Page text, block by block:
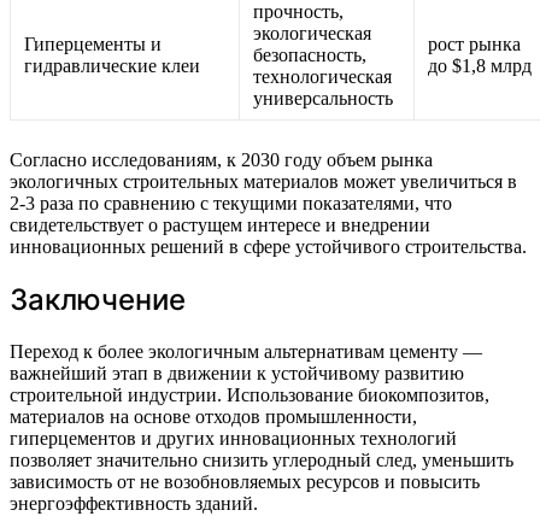
Гиперцементы и
гидравлические клеи
прочность,
экологическая
безопасность,
технологическая
универсальность
рост рынка
до $1,8 млрд
Согласно исследованиям, к 2030 году объем рынка
экологичных строительных материалов может увеличиться в
2-3 раза по сравнению с текущими показателями, что
свидетельствует о растущем интересе и внедрении
инновационных решений в сфере устойчивого строительства.
Заключение
Переход к более экологичным альтернативам цементу —
важнейший этап в движении к устойчивому развитию
строительной индустрии. Использование биокомпозитов,
материалов на основе отходов промышленности,
гиперцементов и других инновационных технологий
позволяет значительно снизить углеродный след, уменьшить
зависимость от не возобновляемых ресурсов и повысить
энергоэффективность зданий.